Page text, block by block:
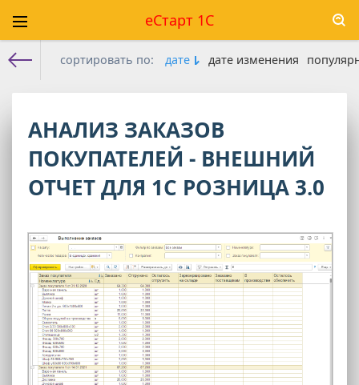
еСтарт 1С
сортировать по: дате дате изменения
АНАЛИЗ ЗАКАЗОВ
ПОКУПАТЕЛЕЙ - ВНЕШНИЙ
ОТЧЕТ ДЛЯ 1С РОЗНИЦА 3.0